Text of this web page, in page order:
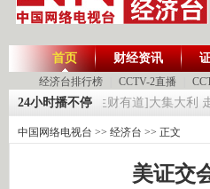
首页
经济台排行榜 CCTV-2直播
财经资讯
24小时播不停
20120125 [生财有道]大集大利 走
中国网络电视台 >> 经济台 >> 正文
美证交